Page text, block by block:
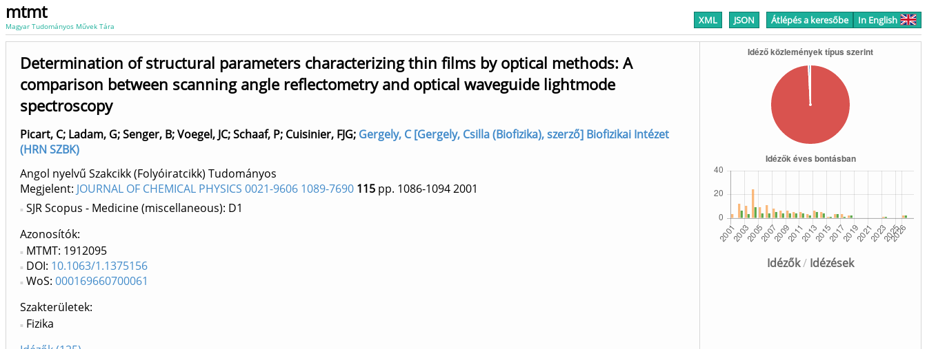
mtmt
Magyar Tudományos Művek Tára XML JSON Átlépés a keresőbe In English
Idézők/ Idézések
Determination of structural parameters characterizing thin films by optical methods: A
comparison between scanning angle reflectometry and optical waveguide lightmode
spectroscopy
Picart, C; Ladam, G;Senger, B;Voegel, JC;Schaaf, P; Cuisinier, FJG; Gergely, C [Gergely, Csilla (Biofizika), szerző] Biofizikai Intézet
(HRN SZBK)
Angol nyelvű Szakcikk (Folyóiratcikk) Tudományos
Megjelent: JOURNAL OF CHEMICAL PHYSICS 0021-9606 1089-7690 115 pp. 1086-10942001
SJR Scopus - Medicine (miscellaneous): D1
Azonosítók
MTMT: 1912095
DOI: 10.1063/1.1375156
WoS: 000169660700061
Szakterületek:
Fizika